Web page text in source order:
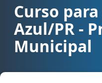
Curso para concurso Céu
Curso
Azul/PR -
Municipal